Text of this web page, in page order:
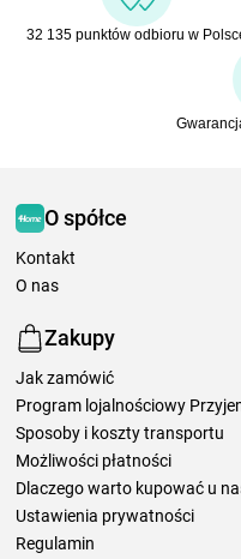
32 135 punktów odbioru w
O spółce
Kontakt
O nas
Zakupy
Jak zamówić
Program lojalnościowy
Sposoby i koszty transportu
Możliwości płatności
Dlaczego warto kupować u
Ustawienia prywatności
Regulamin